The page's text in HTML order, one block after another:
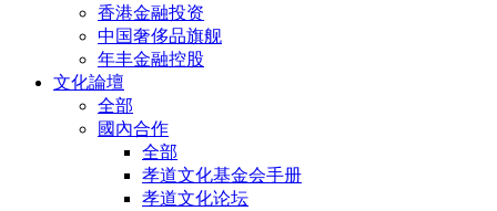
香港金融投资
中国奢侈品旗舰
年丰金融控股
文化論壇
全部
國內合作
全部
孝道文化基金会手册
孝道文化论坛